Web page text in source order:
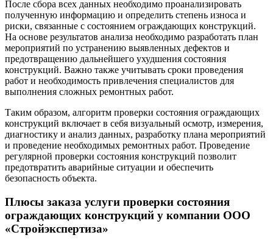
После сбора всех данных необходимо проанализировать
полученную информацию и определить степень износа и
риски, связанные с состоянием ограждающих конструкций.
На основе результатов анализа необходимо разработать план
мероприятий по устранению выявленных дефектов и
предотвращению дальнейшего ухудшения состояния
конструкций. Важно также учитывать сроки проведения
работ и необходимость привлечения специалистов для
выполнения сложных ремонтных работ.
Таким образом, алгоритм проверки состояния ограждающих
конструкций включает в себя визуальный осмотр, измерения,
диагностику и анализ данных, разработку плана мероприятий
и проведение необходимых ремонтных работ. Проведение
регулярной проверки состояния конструкций позволит
предотвратить аварийные ситуации и обеспечить
безопасность объекта.
Плюсы заказа услуги проверки состояния
ограждающих конструкций у компании ООО
«Стройэкспертиза»